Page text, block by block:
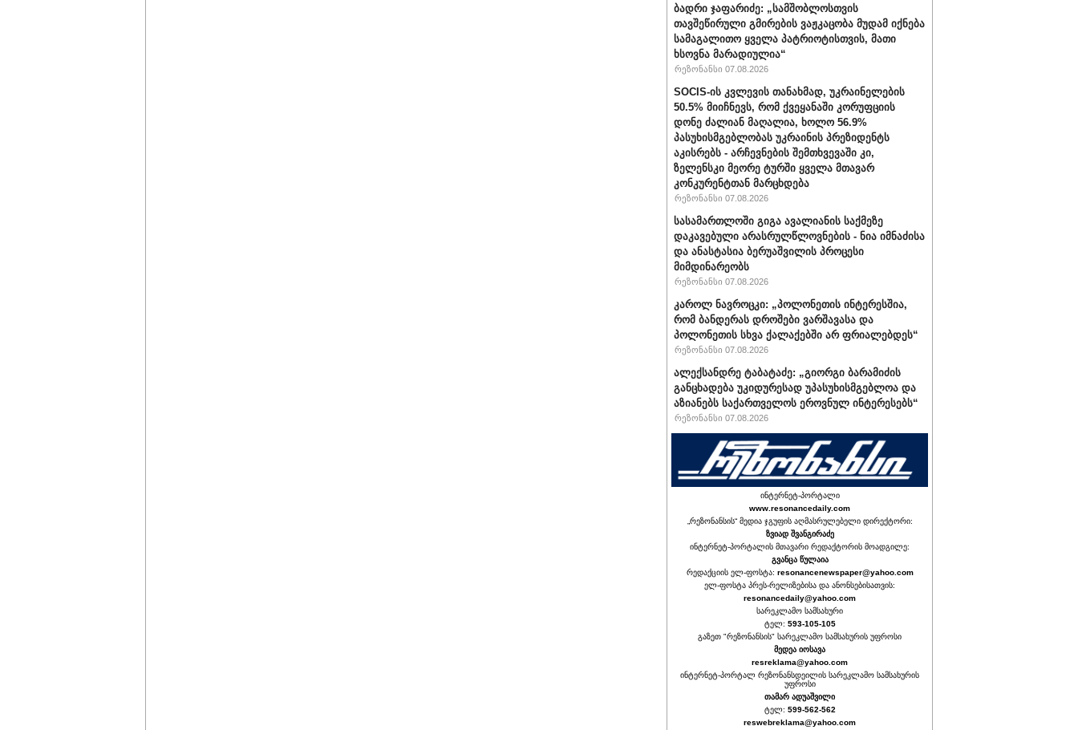
ბადრი ჯაფარიძე: „სამშობლოსთვის
თავშეწირული გმირების ვაჟკაცობა მუდამ იქნება
სამაგალითო ყველა პატრიოტისთვის, მათი
ხსოვნა მარადიულია“
რეზონანსი 07.08.2026
SOCIS-ის კვლევის თანახმად, უკრაინელების
50.5% მიიჩნევს, რომ ქვეყანაში კორუფციის
დონე ძალიან მაღალია, ხოლო 56.9%
პასუხისმგებლობას უკრაინის პრეზიდენტს
აკისრებს - არჩევნების შემთხვევაში კი,
ზელენსკი მეორე ტურში ყველა მთავარ
კონკურენტთან მარცხდება
რეზონანსი 07.08.2026
სასამართლოში გიგა ავალიანის საქმეზე
დაკავებული არასრულწლოვნების - ნია იმნაძისა
და ანასტასია ბერუაშვილის პროცესი
მიმდინარეობს
რეზონანსი 07.08.2026
კაროლ ნავროცკი: „პოლონეთის ინტერესშია,
რომ ბანდერას დროშები ვარშავასა და
პოლონეთის სხვა ქალაქებში არ ფრიალებდეს“
რეზონანსი 07.08.2026
ალექსანდრე ტაბატაძე: „გიორგი ბარამიძის
განცხადება უკიდურესად უპასუხისმგებლოა და
აზიანებს საქართველოს ეროვნულ ინტერესებს“
რეზონანსი 07.08.2026
ინტერნეტ-პორტალი
www.resonancedaily.com
„რეზონანსის“ მედია ჯგუფის აღმასრულებელი დირექტორი:
ზვიად შვანგირაძე
ინტერნეტ-პორტალის მთავარი რედაქტორის მოადგილე:
გვანცა წულაია
რედაქციის ელ-ფოსტა: resonancenewspaper@yahoo.com
ელ-ფოსტა პრეს-რელიზებისა და ანონსებისათვის:
resonancedaily@yahoo.com
სარეკლამო სამსახური
ტელ: 593-105-105
გაზეთ "რეზონანსის" სარეკლამო სამსახურის უფროსი
მედეა იოსავა
resreklama@yahoo.com
ინტერნეტ-პორტალ რეზონანსდეილის სარეკლამო სამსახურის
უფროსი
თამარ ადუაშვილი
ტელ: 599-562-562
reswebreklama@yahoo.com